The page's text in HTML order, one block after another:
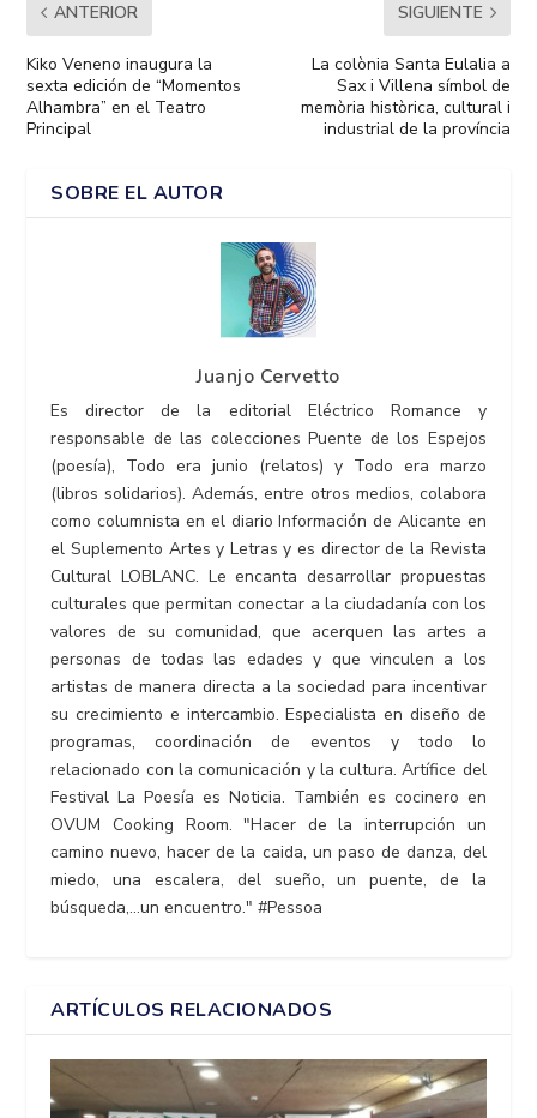
ANTERIOR
Kiko Veneno inaugura la
sexta edición de “Momentos
Alhambra” en el Teatro
Principal
SIGUIENTE
La colònia Santa Eulalia a
Sax i Villena símbol de
memòria històrica, cultural i
industrial de la província
SOBRE EL AUTOR
Juanjo Cervetto
Es director de la editorial Eléctrico Romance y
responsable de las colecciones Puente de los Espejos
(poesía), Todo era junio (relatos) y Todo era marzo
(libros solidarios). Además, entre otros medios, colabora
como columnista en el diario Información de Alicante en
el Suplemento Artes y Letras y es director de la Revista
Cultural LOBLANC. Le encanta desarrollar propuestas
culturales que permitan conectar a la ciudadanía con los
valores de su comunidad, que acerquen las artes a
personas de todas las edades y que vinculen a los
artistas de manera directa a la sociedad para incentivar
su crecimiento e intercambio. Especialista en diseño de
programas, coordinación de eventos y todo lo
relacionado con la comunicación y la cultura. Artífice del
Festival La Poesía es Noticia. También es cocinero en
OVUM Cooking Room. "Hacer de la interrupción un
camino nuevo, hacer de la caida, un paso de danza, del
miedo, una escalera, del sueño, un puente, de la
búsqueda,...un encuentro." #Pessoa
ARTÍCULOS RELACIONADOS